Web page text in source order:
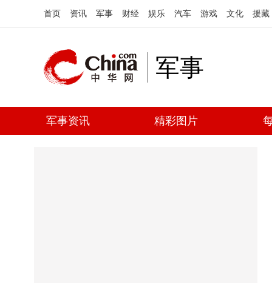
首页 资讯 军事 财经 娱乐 汽车 游戏 文化 援藏
军事
军事资讯 精彩图片